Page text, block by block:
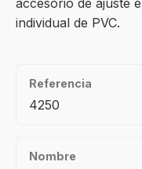
accesorio de ajuste
individual de PVC.
Referencia
4250
Nombre